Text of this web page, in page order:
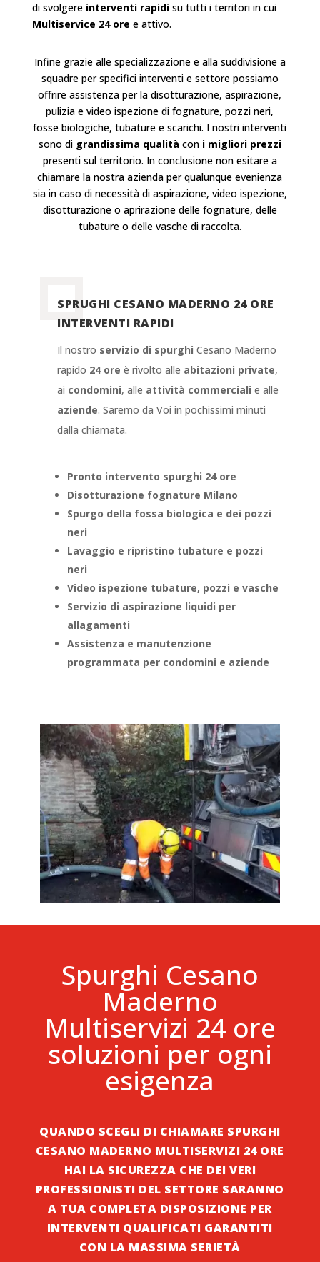
di svolgere interventi rapidisu tutti i territori in cui
Multiservice 24 ore e attivo.
Infine grazie alle specializzazione e alla suddivisione a
squadre per specifici interventi e settore possiamo
offrire assistenza per la disotturazione, aspirazione,
pulizia e video ispezione di fognature, pozzi neri,
fosse biologiche, tubature e scarichi. I nostri interventi
sono di grandissima qualità coni migliori prezzi
presenti sul territorio. In conclusione non esitare a
chiamare la nostra azienda per qualunque evenienza
sia in caso di necessità di aspirazione, video ispezione,
disotturazione o aprirazione delle fognature, delle
tubature o delle vasche di raccolta.
SPRUGHI CESANO MADERNO 24 ORE
INTERVENTI RAPIDI
Il nostro servizio di spurghi Cesano Maderno
rapido 24 ore è rivolto alle abitazioni private,
ai condomini, alle attività commerciali e alle
aziende. Saremo da Voi in pochissimi minuti
dalla chiamata.
Pronto intervento spurghi 24 ore
Disotturazione fognature Milano
Spurgo della fossa biologica e dei pozzi
neri
Lavaggio e ripristino tubature e pozzi
neri
Video ispezione tubature, pozzi e vasche
Servizio di aspirazione liquidi per
allagamenti
Assistenza e manutenzione
programmata per condomini e aziende
Spurghi Cesano
Maderno
Multiservizi 24 ore
soluzioni per ogni
esigenza
QUANDO SCEGLI DI CHIAMARE SPURGHI
CESANO MADERNO MULTISERVIZI 24 ORE
HAI LA SICUREZZA CHE DEI VERI
PROFESSIONISTI DEL SETTORE SARANNO
A TUA COMPLETA DISPOSIZIONE PER
INTERVENTI QUALIFICATI GARANTITI
CON LA MASSIMA SERIETÀ